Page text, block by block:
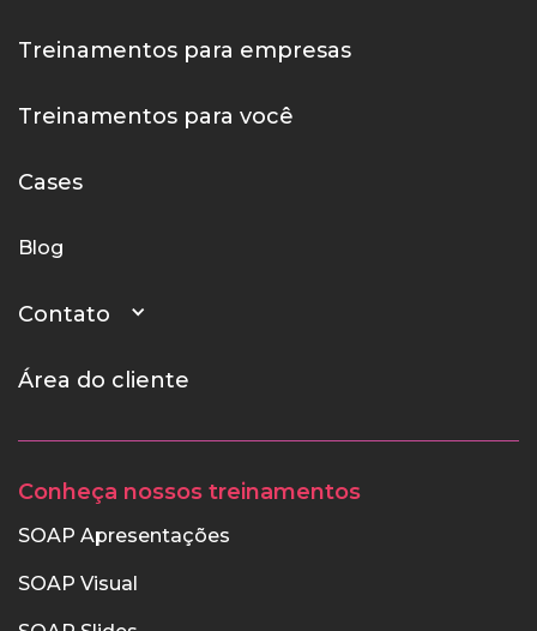
Treinamentos para empresas
Treinamentos para você
Cases
Blog
Contato
Área do cliente
Conheça nossos treinamentos
SOAP Apresentações
SOAP Visual